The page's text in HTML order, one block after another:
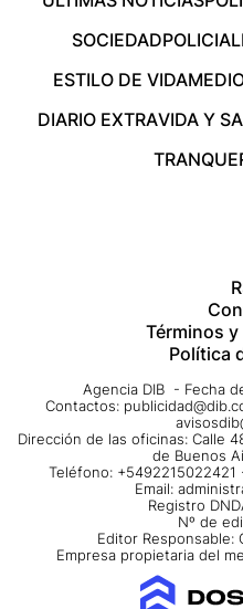
SOCIEDAD
ESTILO DE VIDA
DIARIO EXTRAVIDA Y
Términos
Política
Agencia DIB - Fecha
Contactos:
Dirección de las oficinas: Calle
de Buenos
Teléfono:
Email:
Registro
Nº de
Editor Responsable:
Empresa propietaria del